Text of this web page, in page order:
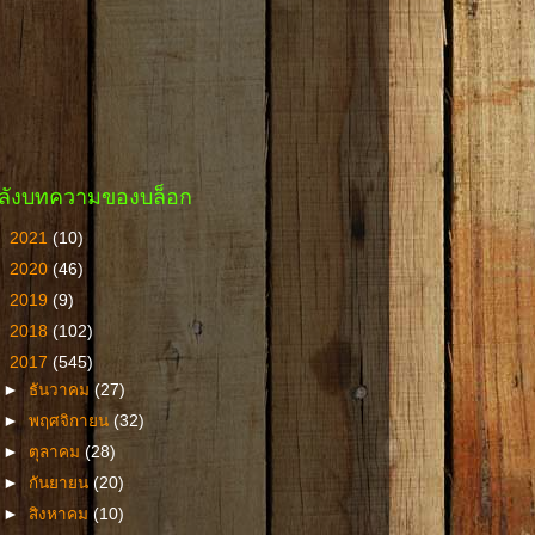
งบทความของบล็อก
2021 (10)
2020 (46)
2019 (9)
2018 (102)
2017 (545)
► ธันวาคม(27)
►พฤศจิกายน(32)
► ตุลาคม(28)
► กันยายน(20)
►สิงหาคม(10)